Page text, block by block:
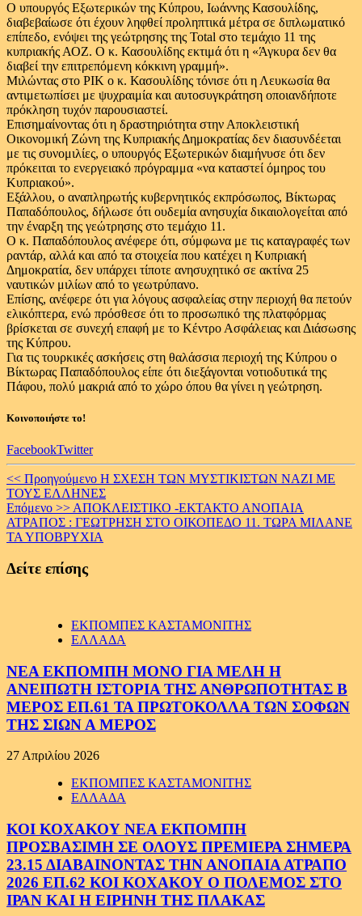
Ο υπουργός Εξωτερικών της Κύπρου, Ιωάννης Κασουλίδης,
διαβεβαίωσε ότι έχουν ληφθεί προληπτικά μέτρα σε διπλωματικό
επίπεδο, ενόψει της γεώτρησης της Total στο τεμάχιο 11 της
κυπριακής ΑΟΖ. Ο κ. Κασουλίδης εκτιμά ότι η «Άγκυρα δεν θα
διαβεί την επιτρεπόμενη κόκκινη γραμμή».
Μιλώντας στο ΡΙΚ ο κ. Κασουλίδης τόνισε ότι η Λευκωσία θα
αντιμετωπίσει με ψυχραιμία και αυτοσυγκράτηση οποιανδήποτε
πρόκληση τυχόν παρουσιαστεί.
Επισημαίνοντας ότι η δραστηριότητα στην Αποκλειστική
Οικονομική Ζώνη της Κυπριακής Δημοκρατίας δεν διασυνδέεται
με τις συνομιλίες, ο υπουργός Εξωτερικών διαμήνυσε ότι δεν
πρόκειται το ενεργειακό πρόγραμμα «να καταστεί όμηρος του
Κυπριακού».
Εξάλλου, ο αναπληρωτής κυβερνητικός εκπρόσωπος, Βίκτωρας
Παπαδόπουλος, δήλωσε ότι ουδεμία ανησυχία δικαιολογείται από
την έναρξη της γεώτρησης στο τεμάχιο 11.
Ο κ. Παπαδόπουλος ανέφερε ότι, σύμφωνα με τις καταγραφές των
ραντάρ, αλλά και από τα στοιχεία που κατέχει η Κυπριακή
Δημοκρατία, δεν υπάρχει τίποτε ανησυχητικό σε ακτίνα 25
ναυτικών μιλίων από το γεωτρύπανο.
Επίσης, ανέφερε ότι για λόγους ασφαλείας στην περιοχή θα πετούν
ελικόπτερα, ενώ πρόσθεσε ότι το προσωπικό της πλατφόρμας
βρίσκεται σε συνεχή επαφή με το Κέντρο Ασφάλειας και Διάσωσης
της Κύπρου.
Για τις τουρκικές ασκήσεις στη θαλάσσια περιοχή της Κύπρου ο
Βίκτωρας Παπαδόπουλος είπε ότι διεξάγονται νοτιοδυτικά της
Πάφου, πολύ μακριά από το χώρο όπου θα γίνει η γεώτρηση.
Κοινοποιήστε το!
FacebookTwitter
Continue
Reading
<< Προηγούμενο Η ΣΧΕΣΗ ΤΩΝ ΜΥΣΤΙΚΙΣΤΩΝ ΝΑΖΙ ΜΕ
ΤΟΥΣ ΕΛΛΗΝΕΣ
Επόμενο >> ΑΠΟΚΛΕΙΣΤΙΚΟ -ΕΚΤΑΚΤΟ ΑΝΟΠΑΙΑ
ΑΤΡΑΠΟΣ : ΓΕΩΤΡΗΣΗ ΣΤΟ ΟΙΚΟΠΕΔΟ 11. ΤΩΡΑ ΜΙΛΑΝΕ
ΤΑ ΥΠΟΒΡΥΧΙΑ
Δείτε επίσης
ΕΚΠΟΜΠΕΣ ΚΑΣΤΑΜΟΝΙΤΗΣ
ΕΛΛΑΔΑ
ΝΕΑ ΕΚΠΟΜΠΗ ΜΟΝΟ ΓΙΑ ΜΕΛΗ Η
ΑΝΕΙΠΩΤΗ ΙΣΤΟΡΙΑ ΤΗΣ ΑΝΘΡΩΠΟΤΗΤΑΣ Β
ΜΕΡΟΣ ΕΠ.61 ΤΑ ΠΡΩΤΟΚΟΛΛΑ ΤΩΝ ΣΟΦΩΝ
ΤΗΣ ΣΙΩΝ Α ΜΕΡΟΣ
27 Απριλίου 2026
ΕΚΠΟΜΠΕΣ ΚΑΣΤΑΜΟΝΙΤΗΣ
ΕΛΛΑΔΑ
ΚΟΙ ΚΟΧΑΚΟΥ ΝΕΑ ΕΚΠΟΜΠΗ
ΠΡΟΣΒΑΣΙΜΗ ΣΕ ΟΛΟΥΣ ΠΡΕΜΙΕΡΑ ΣΗΜΕΡΑ
23.15 ΔΙΑΒΑΙΝΟΝΤΑΣ ΤΗΝ ΑΝΟΠΑΙΑ ΑΤΡΑΠΟ
2026 ΕΠ.62 ΚΟΙ ΚΟΧΑΚΟΥ Ο ΠΟΛΕΜΟΣ ΣΤΟ
ΙΡΑΝ ΚΑΙ Η ΕΙΡΗΝΗ ΤΗΣ ΠΛΑΚΑΣ